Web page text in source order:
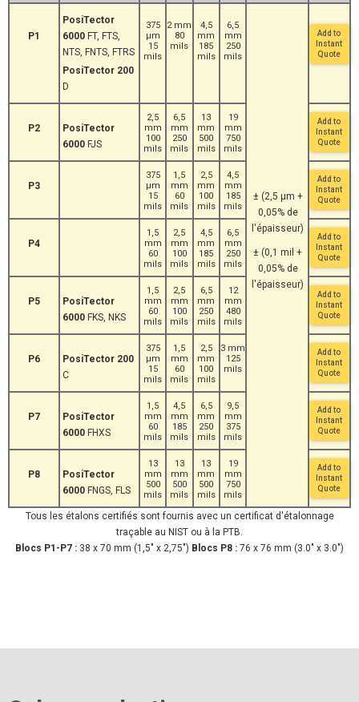
P1
PosiTector
6000 FT, FTS,
NTS, FNTS, FTRS
PosiTector 200
D
375
μm
15
mils
2 mm
80
mils
4,5
mm
185
mils
6,5
mm
250
mils
± (2,5 μm +
0,05% de
l'épaisseur)
± (0,1 mil +
0,05% de
l'épaisseur)
P2
PosiTector
6000 FJS
2,5
mm
100
mils
6,5
mm
250
mils
13
mm
500
mils
19
mm
750
mils
P3
375
μm
15
mils
1,5
mm
60
mils
2,5
mm
100
mils
4,5
mm
185
mils
P4
1,5
mm
60
mils
Add to
Instant
Quote
2,5
mm
100
mils
4,5
mm
185
mils
6,5
mm
250
mils
P5
PosiTector
6000 FKS, NKS
1,5
mm
60
mils
2,5
mm
100
mils
Add to
Instant
Quote
6,5
mm
250
mils
12
mm
480
mils
P6
PosiTector 200
C
375
μm
15
mils
1,5
mm
60
mils
2,5
mm
100
mils
Add to
Instant
Quote
3 mm
125
mils
P7
PosiTector
6000 FHXS
1,5
mm
60
mils
4,5
mm
185
mils
6,5
mm
250
mils
9,5
mm
375
mils
Add to
Instant
Quote
P8
PosiTector
6000 FNGS, FLS
13
mm
500
mils
13
mm
500
mils
13
mm
500
mils
19
mm
750
mils
Add to
Instant
Quote
Add to
Instant
Quote
Add to
Instant
Quote
Add to
Instant
Quote
Tous les étalons certifiés sont fournis avec un certificat d'étalonnage
traçable au NIST ou à la PTB.
Blocs P1-P7 : 38 x 70 mm (1,5" x 2,75") Blocs P8 : 76 x 76 mm (3.0" x 3.0")